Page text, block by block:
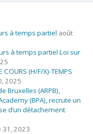
à temps partiel août
à temps partiel Loi sur
COURS (H/F/X)-TEMPS
2025
Bruxelles (ARPB),
(BPA), recrute un
d’un détachement
31, 2023